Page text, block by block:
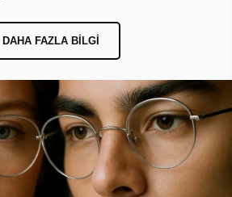
DAHA FAZLA BILGI